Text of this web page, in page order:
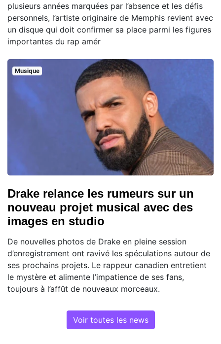
plusieurs années marquées par l’absence et les défis
personnels, l’artiste originaire de Memphis revient avec
un disque qui doit confirmer sa place parmi les figures
importantes du rap amér
Musique
Drake relance les rumeurs sur un
nouveau projet musical avec des
images en studio
De nouvelles photos de Drake en pleine session
d’enregistrement ont ravivé les spéculations autour de
ses prochains projets. Le rappeur canadien entretient
le mystère et alimente l’impatience de ses fans,
toujours à l’affût de nouveaux morceaux.
Voir toutes les news